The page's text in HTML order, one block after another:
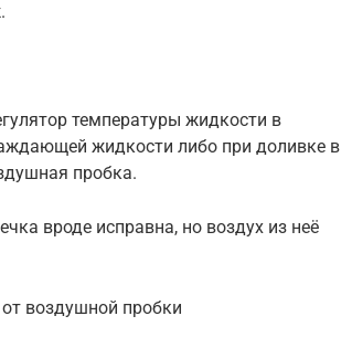
температуры жидкости в
жидкости либо при доливке в
пробка.
вроде исправна, но воздух из неё
воздушной пробки